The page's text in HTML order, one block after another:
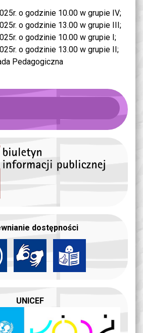
o godzinie 10.00 w grupie IV;
o godzinie 13.00 w grupie III;
o godzinie 10.00 w grupie I;
o godzinie 13.00 w grupie II;
Pedagogiczna
dostępności
UNICEF